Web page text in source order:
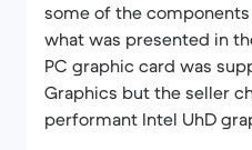
some of the
what was presented in
PC graphic card was
Graphics but the seller
performant Intel UhD